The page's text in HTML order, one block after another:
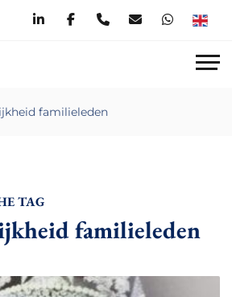
familieleden
TAG
familieleden